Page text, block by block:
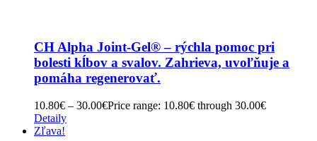
CH Alpha Joint-Gel® – rýchla pomoc pri
bolesti kĺbov a svalov. Zahrieva, uvoľňuje a
pomáha regenerovať.
10.80€ – 30.00€Price range: 10.80€ through 30.00€
Detaily
Zľava!